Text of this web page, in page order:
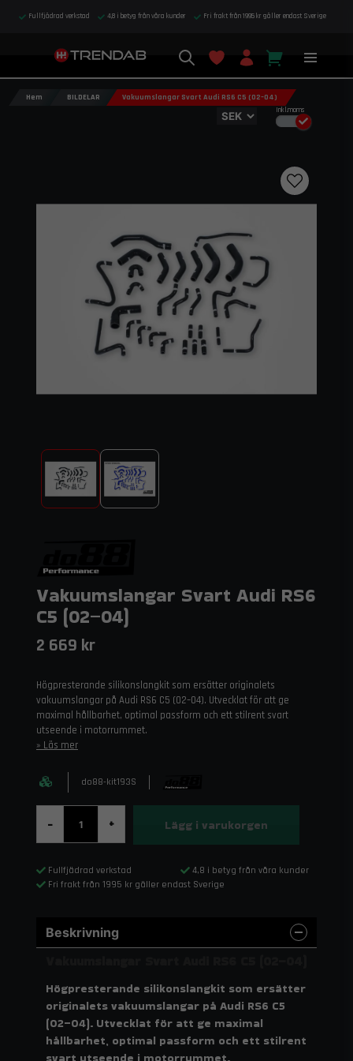
Fullfjädrad verkstad 4,8 i betyg från våra kunder Fri frakt från 1995 kr gäller endast Sverige
Inkl.moms
Hem BILDELAR Vakuumslangar Svart Audi RS6 C5 (02–04)
Vakuumslangar Svart Audi RS6
C5 (02–04)
2 669 kr
Högpresterande silikonslangkit som ersätter originalets
vakuumslangar på Audi RS6 C5 (02–04). Utvecklat för att ge
maximal hållbarhet, optimal passform och ett stilrent svart
utseende i motorrummet.
Läs mer
do88-kit193S
- + Lägg i varukorgen
Fullfjädrad verkstad
4,8 i betyg från våra kunder
Fri frakt från 1995 kr gäller endast Sverige
Beskrivning
Högpresterande silikonslangkit som ersätter
originalets vakuumslangar på Audi RS6 C5
(02–04). Utvecklat för att ge maximal
hållbarhet, optimal passform och ett stilrent
svart utseende i motorrummet.